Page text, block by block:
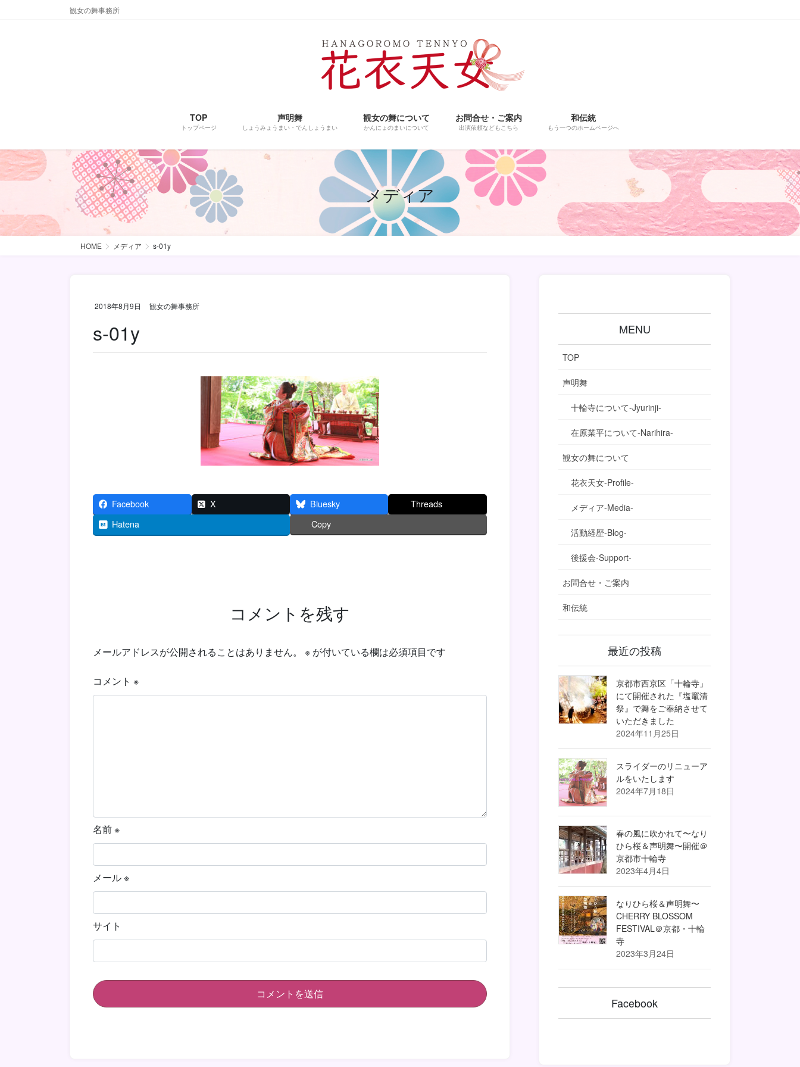
観女の舞事務所
TOP
トップページ
声明舞
しょうみょうまい・でんしょうまい
観女の舞について
かんにょのまいについて
お問合せ・ご案内
出演依頼などもこちら
和伝統
もう一つのホームページへ
メディア
HOME メディア s-01y
2018年8月9日 観女の舞事務所
s-01y
Facebook X Bluesky
Threads
Hatena
Copy
コメントを残す
メールアドレスが公開されることはありません。 ※ が付いている欄は必須項目です
コメント※
名前※
メール※
サイト
MENU
TOP
声明舞
十輪寺について-Jyurinji-
在原業平について-Narihira-
観女の舞について
花衣天女-Profile-
メディア-Media-
活動経歴-Blog-
後援会-Support-
お問合せ・ご案内
和伝統
最近の投稿
京都市西京区「十輪寺」
にて開催された『塩竈清
祭』で舞をご奉納させて
いただきました
2024年11月25日
スライダーのリニューア
ルをいたします
2024年7月18日
春の風に吹かれて〜なり
ひら桜＆声明舞〜開催＠
京都市十輪寺
2023年4月4日
なりひら桜＆声明舞〜
CHERRY BLOSSOM
FESTIVAL＠京都・十輪
寺
2023年3月24日
Facebook